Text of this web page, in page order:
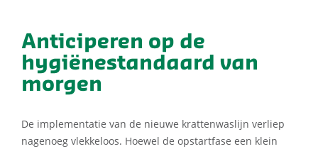
Anticiperen op de
hygiënestandaard van
morgen
De implementatie van de nieuwe krattenwaslijn verliep
nagenoeg vlekkeloos. Hoewel de opstartfase een klein